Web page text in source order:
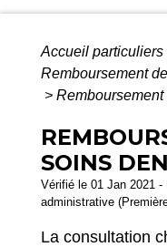
Accueil particuliers
Remboursement
>
SOINS
Vérifié le 01 Jan 2021
administrative
La consultation